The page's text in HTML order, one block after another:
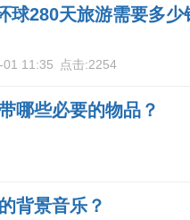
球280天旅游需要多少
01 11:35 点击:2254
哪些必要的物品？
背景音乐？